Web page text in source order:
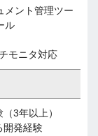
メント管理ツー
ル
モニタ対応
3年以上）
開発経験